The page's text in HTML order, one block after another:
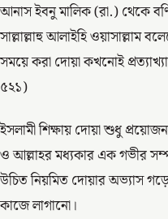
আনাস ইবনু মালিক (রা.) থেকে
সাল্লাল্লাহু আলাইহি ওয়াসাল্লাম
সময়ে করা দোয়া কখনোই
৫২১)
ইসলামী শিক্ষায় দোয়া শুধু
ও আল্লাহর মধ্যকার এক গভীর
উচিত নিয়মিত দোয়ার অভ্যাস
কাজে লাগানো।